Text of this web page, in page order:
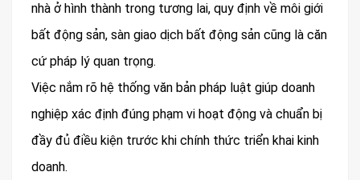
nhà ở hình thành trong tương lai, quy định về môi giới
bất động sản, sàn giao dịch bất động sản cũng là căn
cứ pháp lý quan trọng.
Việc nắm rõ hệ thống văn bản pháp luật giúp doanh
nghiệp xác định đúng phạm vi hoạt động và chuẩn bị
đầy đủ điều kiện trước khi chính thức triển khai kinh
doanh.